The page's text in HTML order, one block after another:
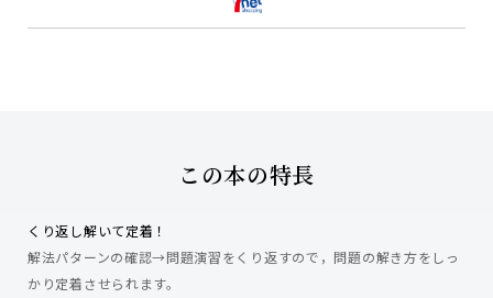
この本の特長
くり返し解いて定着！
解法パターンの確認→問題演習をくり返すので，問題の解き方をしっ
かり定着させられます。